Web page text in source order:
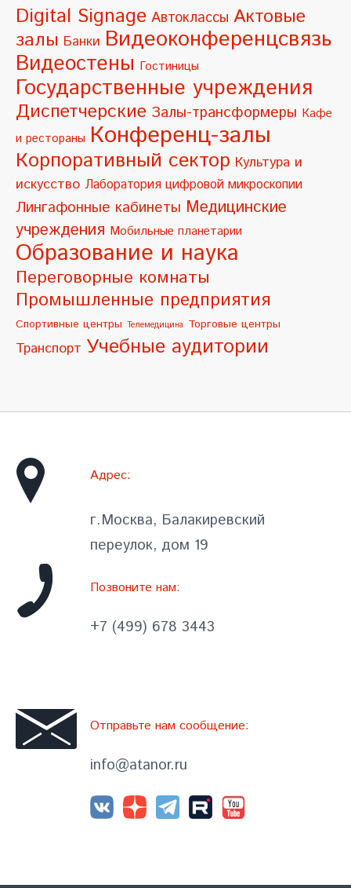
e
r
n
a
t
i
v
e
:
Digital Signage Автоклассы Актовые
залы Банки Видеоконференцсвязь
Видеостены Гостиницы
Государственные учреждения
Диспетчерские Залы-трансформеры Кафе
и рестораны Конференц-залы
Корпоративный сектор Культура и
искусство Лаборатория цифровой микроскопии
Лингафонные кабинеты Медицинские
учреждения Мобильные планетарии
Образование и наука
Переговорные комнаты
Промышленные предприятия
Спортивные центры Телемедицина Торговые центры
Транспорт Учебные аудитории
Адрес:
г.Москва, Балакиревский
переулок, дом 19
Позвоните нам:
+7 (499) 678 3443
Отправьте нам сообщение:
info@atanor.ru